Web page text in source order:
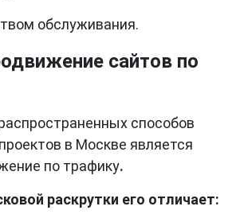
обслуживания.
сайтов по
способов
в Москве является
по трафику.
раскрутки его отличает: